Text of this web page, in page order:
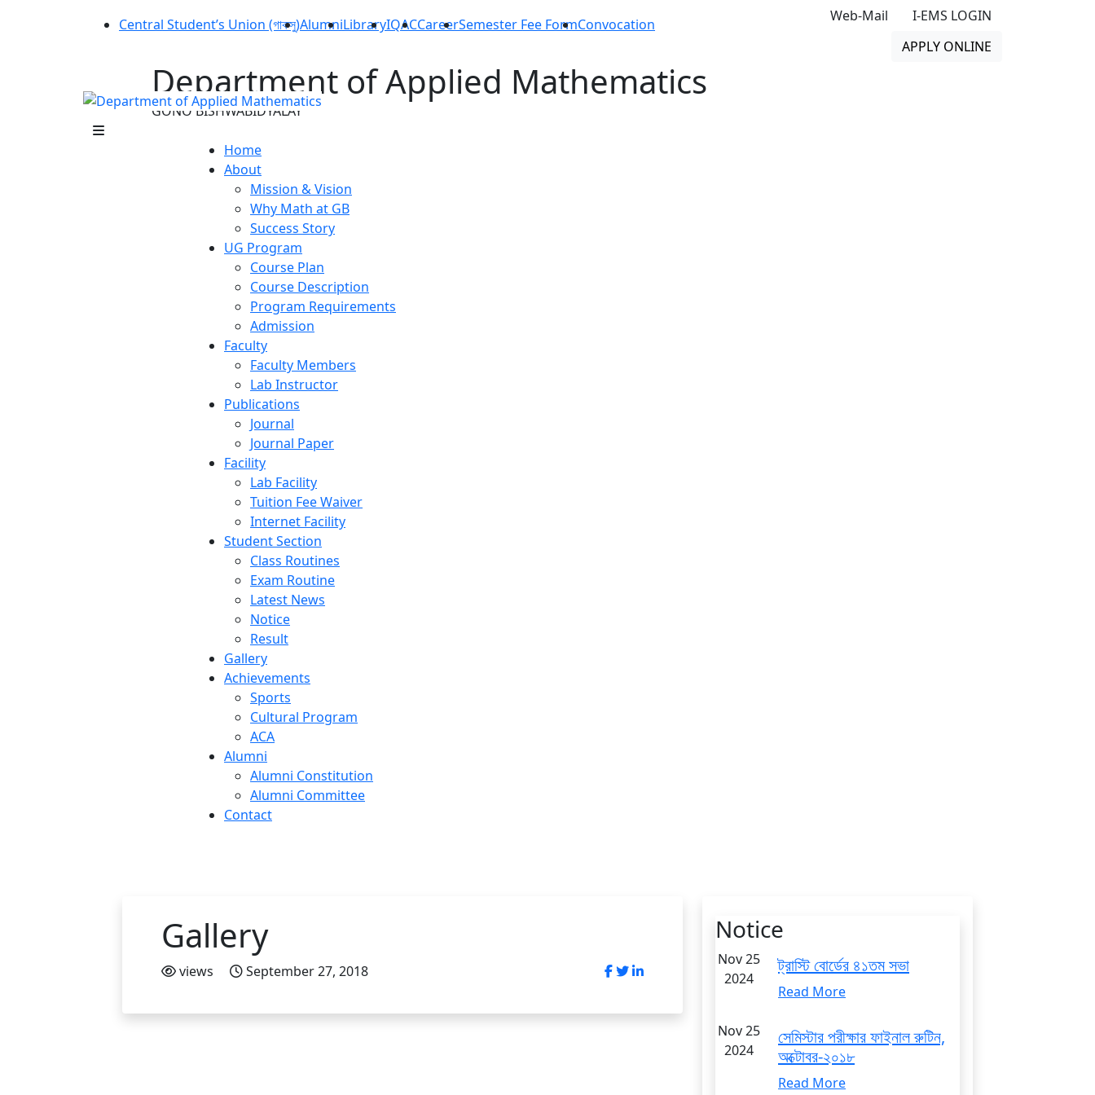
Central Student’s Union (গাকসু)AlumniLibraryIQACCareerSemester Fee FormConvocation Web-Mail
I-EMS LOGIN
APPLY ONLINE
Department of Applied Mathematics
GONO BISHWABIDYALAY
Home
About
Mission & Vision
Why Math at GB
Success Story
UG Program
Course Plan
Course Description
Program Requirements
Admission
Faculty
Faculty Members
Lab Instructor
Publications
Journal
Journal Paper
Facility
Lab Facility
Tuition Fee Waiver
Internet Facility
Student Section
Class Routines
Exam Routine
Latest News
Notice
Result
Gallery
Achievements
Sports
Cultural Program
ACA
Alumni
Alumni Constitution
Alumni Committee
Contact
Gallery
views September 27, 2018
Notice
Nov 25
2024
ট্রাস্টি বোর্ডের ৪১তম সভা
Read More
Nov 25
2024
সেমিস্টার পরীক্ষার ফাইনাল রুটিন,
অক্টোবর-২০১৮
Read More